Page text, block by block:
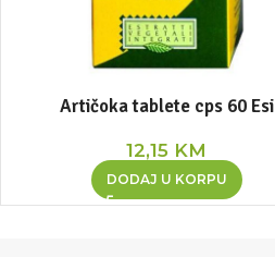
Artičoka tablete cps 60 Esi
12,15 KM
DODAJ U KORPU